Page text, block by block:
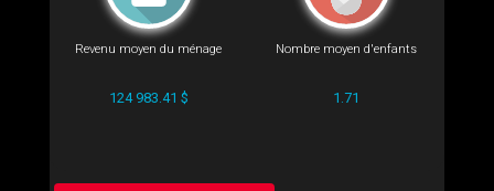
Revenu moyen du ménage
124 983.41 $
Nombre moyen d'enfants
1.71